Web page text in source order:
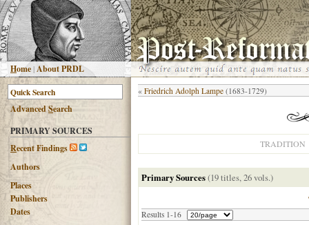
Home |About PRDL
AdvancedSearch
PRIMARY SOURCES
Recent Findings
Authors
Places
Publishers
Dates
« Friedrich Adolph Lampe (1683-1729)
TRADITION
Primary Sources(19 titles, 26 vols.)
Results 1-16